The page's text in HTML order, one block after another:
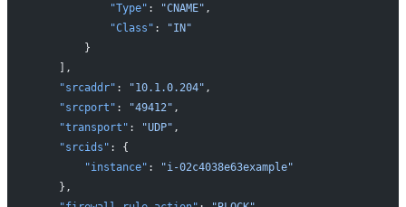
            "Type"
: "CNAME" ,
            "Class"
:
"IN"
        }
    ],
    "srcaddr"
: "10.1.0.204" ,
    "srcport"
: "49412" ,
    "transport"
: "UDP" ,
    "srcids"
: {
        "instance"
:
"i-02c4038e63example"
    },